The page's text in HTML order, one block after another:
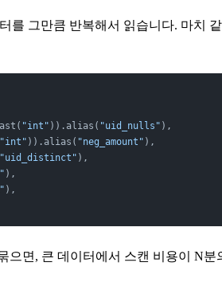
를 그만큼 반복해서 읽습니다. 마치
"int" )).alias( "uid_nulls" ),
"int" )).alias( "neg_amount" ),
"uid_distinct" ),
),
),
으면, 큰 데이터에서 스캔 비용이 N분